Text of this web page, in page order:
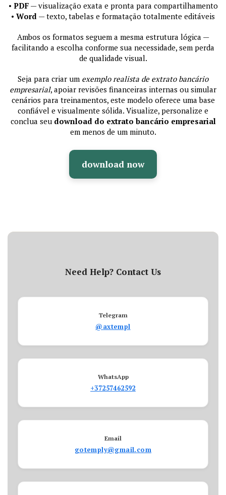
• PDF— visualização exata e pronta para compartilhamento
• Word — texto, tabelas e formatação totalmente editáveis
Ambos os formatos seguem a mesma estrutura lógica —
facilitando a escolha conforme sua necessidade, sem perda
de qualidade visual.
Seja para criar um exemplo realista de extrato bancário
empresarial, apoiar revisões financeiras internas ou simular
cenários para treinamentos, este modelo oferece uma base
confiável e visualmente sólida. Visualize, personalize e
conclua seu download do extrato bancário empresarial
em menos de um minuto.
download now
Need Help? Contact Us
Telegram
@axtempl
WhatsApp
+37257462592
Email
gotemply@gmail.com